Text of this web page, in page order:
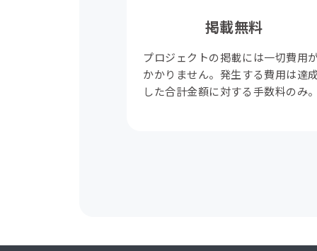
掲載無料
プロジェクトの掲載には一切費用
かかりません。発生する費用は達
した合計金額に対する手数料のみ